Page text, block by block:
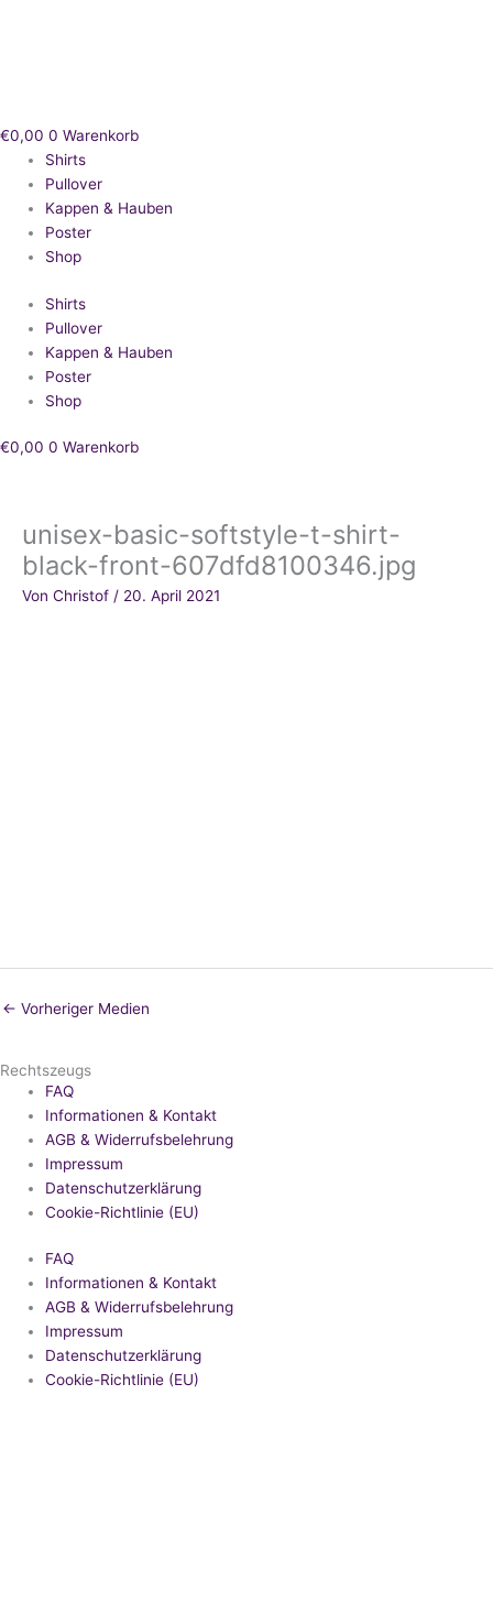
€0,00 0 Warenkorb
Shirts
Pullover
Kappen & Hauben
Poster
Shop
Shirts
Pullover
Kappen & Hauben
Poster
Shop
€0,00 0 Warenkorb
unisex-basic-softstyle-t-shirt-
black-front-607dfd8100346.jpg
Von Christof / 20. April 2021
← Vorheriger Medien
Rechtszeugs
FAQ
Informationen & Kontakt
AGB & Widerrufsbelehrung
Impressum
Datenschutzerklärung
Cookie-Richtlinie (EU)
FAQ
Informationen & Kontakt
AGB & Widerrufsbelehrung
Impressum
Datenschutzerklärung
Cookie-Richtlinie (EU)